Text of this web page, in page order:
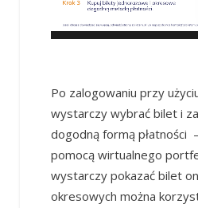
Po zalogowaniu przy
wystarczy wybrać bilet i
dogodną formą płatności
pomocą wirtualnego
wystarczy pokazać bilet
okresowych można